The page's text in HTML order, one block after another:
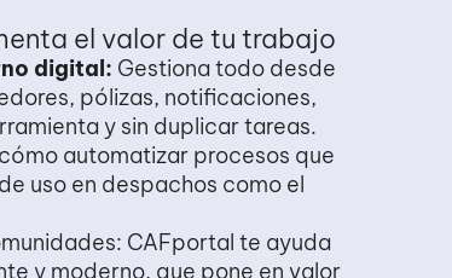
el valor de tu trabajo
digital: Gestiona todo desde
pólizas, notificaciones,
y sin duplicar tareas.
automatizar procesos que
uso en despachos como el
CAFportal te ayuda
y moderno, que pone en valor